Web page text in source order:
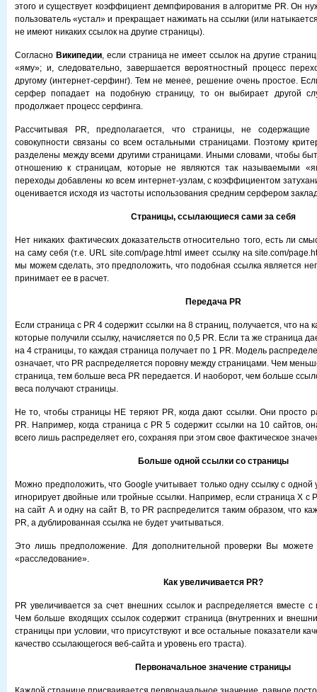
этого и существует коэффициент демпфирования в алгоритме PR. Он
пользователь «устал» и прекращает нажимать на ссылки (или
не имеют никаких ссылок на другие страницы).
Согласно Википедии, если страница не имеет ссылок на другие
«яму»; и, следовательно, завершается вероятностный процесс
другому (интернет-серфинг). Тем не менее, решение очень простое.
серфер попадает на подобную страницу, то он выбирает другой
продолжает процесс серфинга.
Рассчитывая PR, предполагается, что страницы, не
совокупности связаны со всем остальными страницами. Поэтому
разделены между всеми другими страницами. Иными словами, чтобы
отношению к страницам, которые не являются так называемыми
переходы добавлены ко всем интернет-узлам, с коэффициентом
оценивается исходя из частоты использования средним серфером
Страницы, ссылающиеся сами за себя
Нет никаких фактических доказательств относительно того, есть ли
на саму себя (т.е. URL site.com/page.html имеет ссылку на site.com/
мы можем сделать, это предположить, что подобная ссылка является
принимает ее в расчет.
Передача PR
Если страница с PR 4 содержит ссылки на 8 страниц, получается, что на
которые получили ссылку, начисляется по 0,5 PR. Если та же страница
на 4 страницы, то каждая страница получает по 1 PR. Модель
означает, что PR распределяется поровну между страницами. Чем
страница, тем больше веса PR передается. И наоборот, чем больше
веса получают страницы.
Не то, чтобы страницы НЕ теряют PR, когда дают ссылки. Они просто
PR. Например, когда страница с PR 5 содержит ссылки на 10 сайтов,
всего лишь распределяет его, сохраняя при этом свое фактическое
Больше одной ссылки со страницы
Можно предположить, что Google учитывает только одну ссылку с одной
игнорирует двойные или тройные ссылки. Например, если страница Х с
на сайт А и одну на сайт В, то PR распределится таким образом, что
PR, а дублированная ссылка не будет учитываться.
Это лишь предположение. Для дополнительной проверки Вы можете
«расследование».
Как увеличивается PR?
PR увеличивается за счет внешних ссылок и распределяется вместе
Чем больше входящих ссылок содержит страница (внутренних и
страницы при условии, что присутствуют и все остальные показатели
качество ссылающегося веб-сайта и уровень его траста).
Первоначальное значение страницы